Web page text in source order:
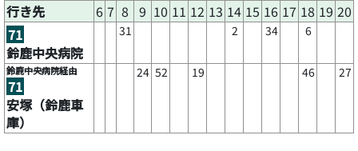
行き先
6 7 8 9 10 11 12 13 14 15 16 17 18 19 20
71
鈴鹿中央病院
31 2 34 6
鈴鹿中央病院経由
71
安塚（鈴鹿車
庫）
24 52 19 46 27